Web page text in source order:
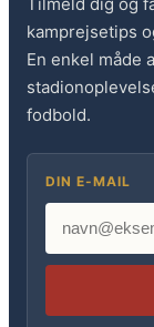
kamprejsetips
En enkel måde
fodbold.
DIN E-MAIL